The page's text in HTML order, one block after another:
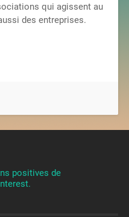
qui agissent au
des entreprises.
positives de